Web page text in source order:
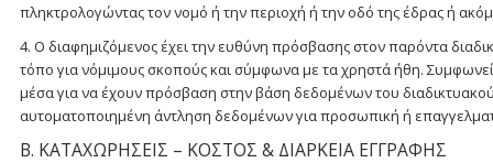
πληκτρολογώντας τον νομό ή την περιοχή ή την οδό της έδρας ή
4. Ο διαφημιζόμενος έχει την ευθύνη πρόσβασης στον παρόντα
τόπο για νόμιμους σκοπούς και σύμφωνα με τα χρηστά ήθη.
μέσα για να έχουν πρόσβαση στην βάση δεδομένων του
αυτοματοποιημένη άντληση δεδομένων για προσωπική ή
Β. ΚΑΤΑΧΩΡΗΣΕΙΣ – ΚΟΣΤΟΣ & ΔΙΑΡΚΕΙΑ ΕΓΓΡΑΦΗΣ